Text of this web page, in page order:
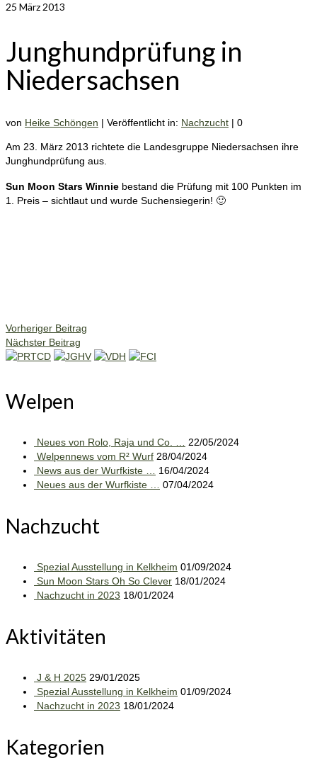
25 März 2013
Junghundprüfung in
Niedersachsen
von Heike Schöngen | Veröffentlicht in: Nachzucht | 0
Am 23. März 2013 richtete die Landesgruppe Niedersachsen ihre
Junghundprüfung aus.
Sun Moon Stars Winnie bestand die Prüfung mit 100 Punkten im
1. Preis – sichtlaut und wurde Suchensiegerin! 🙂
Vorheriger Beitrag
Nächster Beitrag
Welpen
Neues von Rolo, Raja und Co. …
22/05/2024
Welpennews vom R² Wurf 28/04/2024
News aus der Wurfkiste …
16/04/2024
Neues aus der Wurfkiste …
07/04/2024
Nachzucht
Spezial Ausstellung in Kelkheim 01/09/2024
Sun Moon Stars Oh So Clever 18/01/2024
Nachzucht in 2023 18/01/2024
Aktivitäten
J & H 2025 29/01/2025
Spezial Ausstellung in Kelkheim 01/09/2024
Nachzucht in 2023 18/01/2024
Kategorien